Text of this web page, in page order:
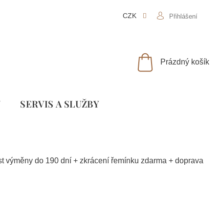
CZK Přihlášení
NÁKUPNÍ
Prázdný košík
SLUŽBY
výměny do 190 dní + zkrácení řemínku zdarma + doprava